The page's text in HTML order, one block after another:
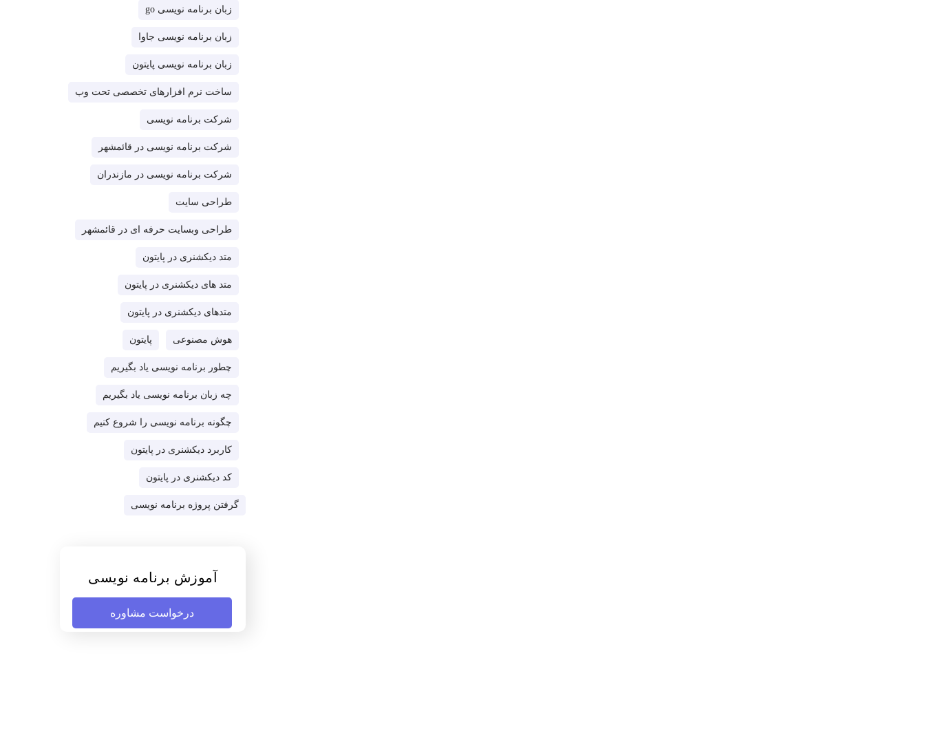
زبان برنامه نویسی go
زبان برنامه نویسی جاوا
زبان برنامه نویسی پایتون
ساخت نرم افزارهای تخصصی تحت وب
شرکت برنامه نویسی
شرکت برنامه نویسی در قائمشهر
شرکت برنامه نویسی در مازندران
طراحی سایت
طراحی وبسایت حرفه ای در قائمشهر
متد دیکشنری در پایتون
متد های دیکشنری در پایتون
متدهای دیکشنری در پایتون
هوش مصنوعی پایتون
چطور برنامه نویسی یاد بگیریم
چه زبان برنامه نویسی یاد بگیریم
چگونه برنامه نویسی را شروع کنیم
کاربرد دیکشنری در پایتون
کد دیکشنری در پایتون
گرفتن پروژه برنامه نویسی
آموزش برنامه نویسی
درخواست مشاوره